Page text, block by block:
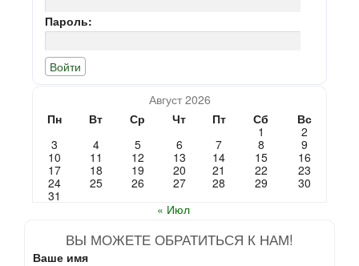
Пароль:
Август 2026
Пн
Вт Ср Чт Пт Сб
Вс
1
2
3
4 5 6 7 8
9
10
11 12 13 14 15
16
17
18 19 20 21 22
23
24
25 26 27 28 29
30
31
« Июл
ВЫ МОЖЕТЕ ОБРАТИТЬСЯ К НАМ!
Ваше имя